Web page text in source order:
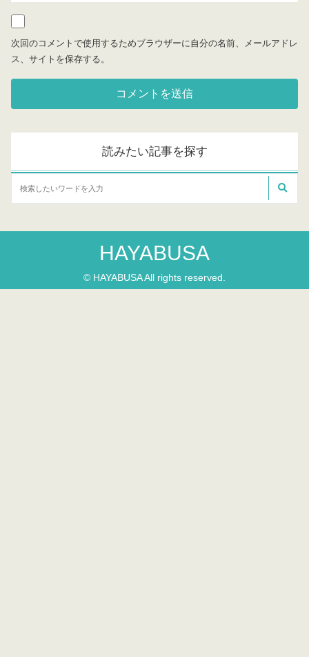
次回のコメントで使用するためブラウザーに自分の名前、メールアドレ
ス、サイトを保存する。
読みたい記事を探す
HAYABUSA
© HAYABUSA All rights reserved.